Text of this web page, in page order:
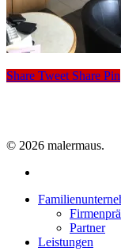
Share Tweet Share Pin
© 2026 malermaus.
Close
Partner
Leistungen